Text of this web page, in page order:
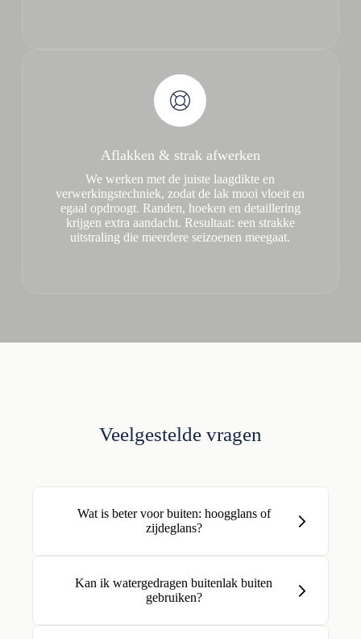
Aflakken & strak afwerken
We werken met de juiste laagdikte en
verwerkingstechniek, zodat de lak mooi vloeit en
egaal opdroogt. Randen, hoeken en detaillering
krijgen extra aandacht. Resultaat: een strakke
uitstraling die meerdere seizoenen meegaat.
Veelgestelde vragen
Wat is beter voor buiten: hoogglans of
zijdeglans?
Kan ik watergedragen buitenlak buiten
gebruiken?